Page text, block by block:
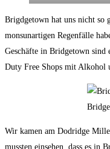
Brigdgetown hat uns nicht so
monsunartigen Regenfälle
Geschäfte in Bridgetown sind
Duty Free Shops mit Alkohol
Wir kamen am Dodridge
mussten einsehen, dass es in